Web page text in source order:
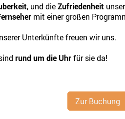
, und dieZufriedenheit
mit einer großen
Unterkünfte freuen wir uns.
rund um die Uhrfür sie da!
Zur Buchung